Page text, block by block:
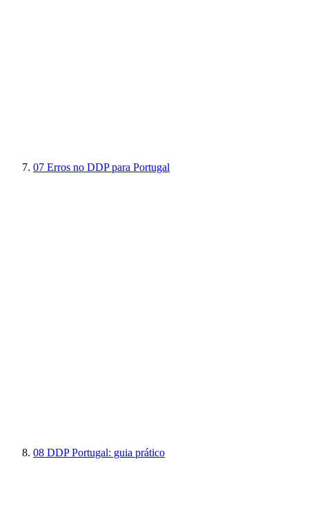
07 Erros no DDP para Portugal
08 DDP Portugal: guia prático